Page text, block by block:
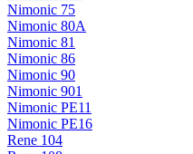
Nimonic 75
Nimonic 80A
Nimonic 81
Nimonic 86
Nimonic 90
Nimonic 901
Nimonic PE11
Nimonic PE16
Rene 104